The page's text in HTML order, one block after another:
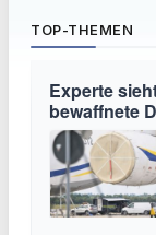
TOP-THEMEN
Experte
bewaffnete